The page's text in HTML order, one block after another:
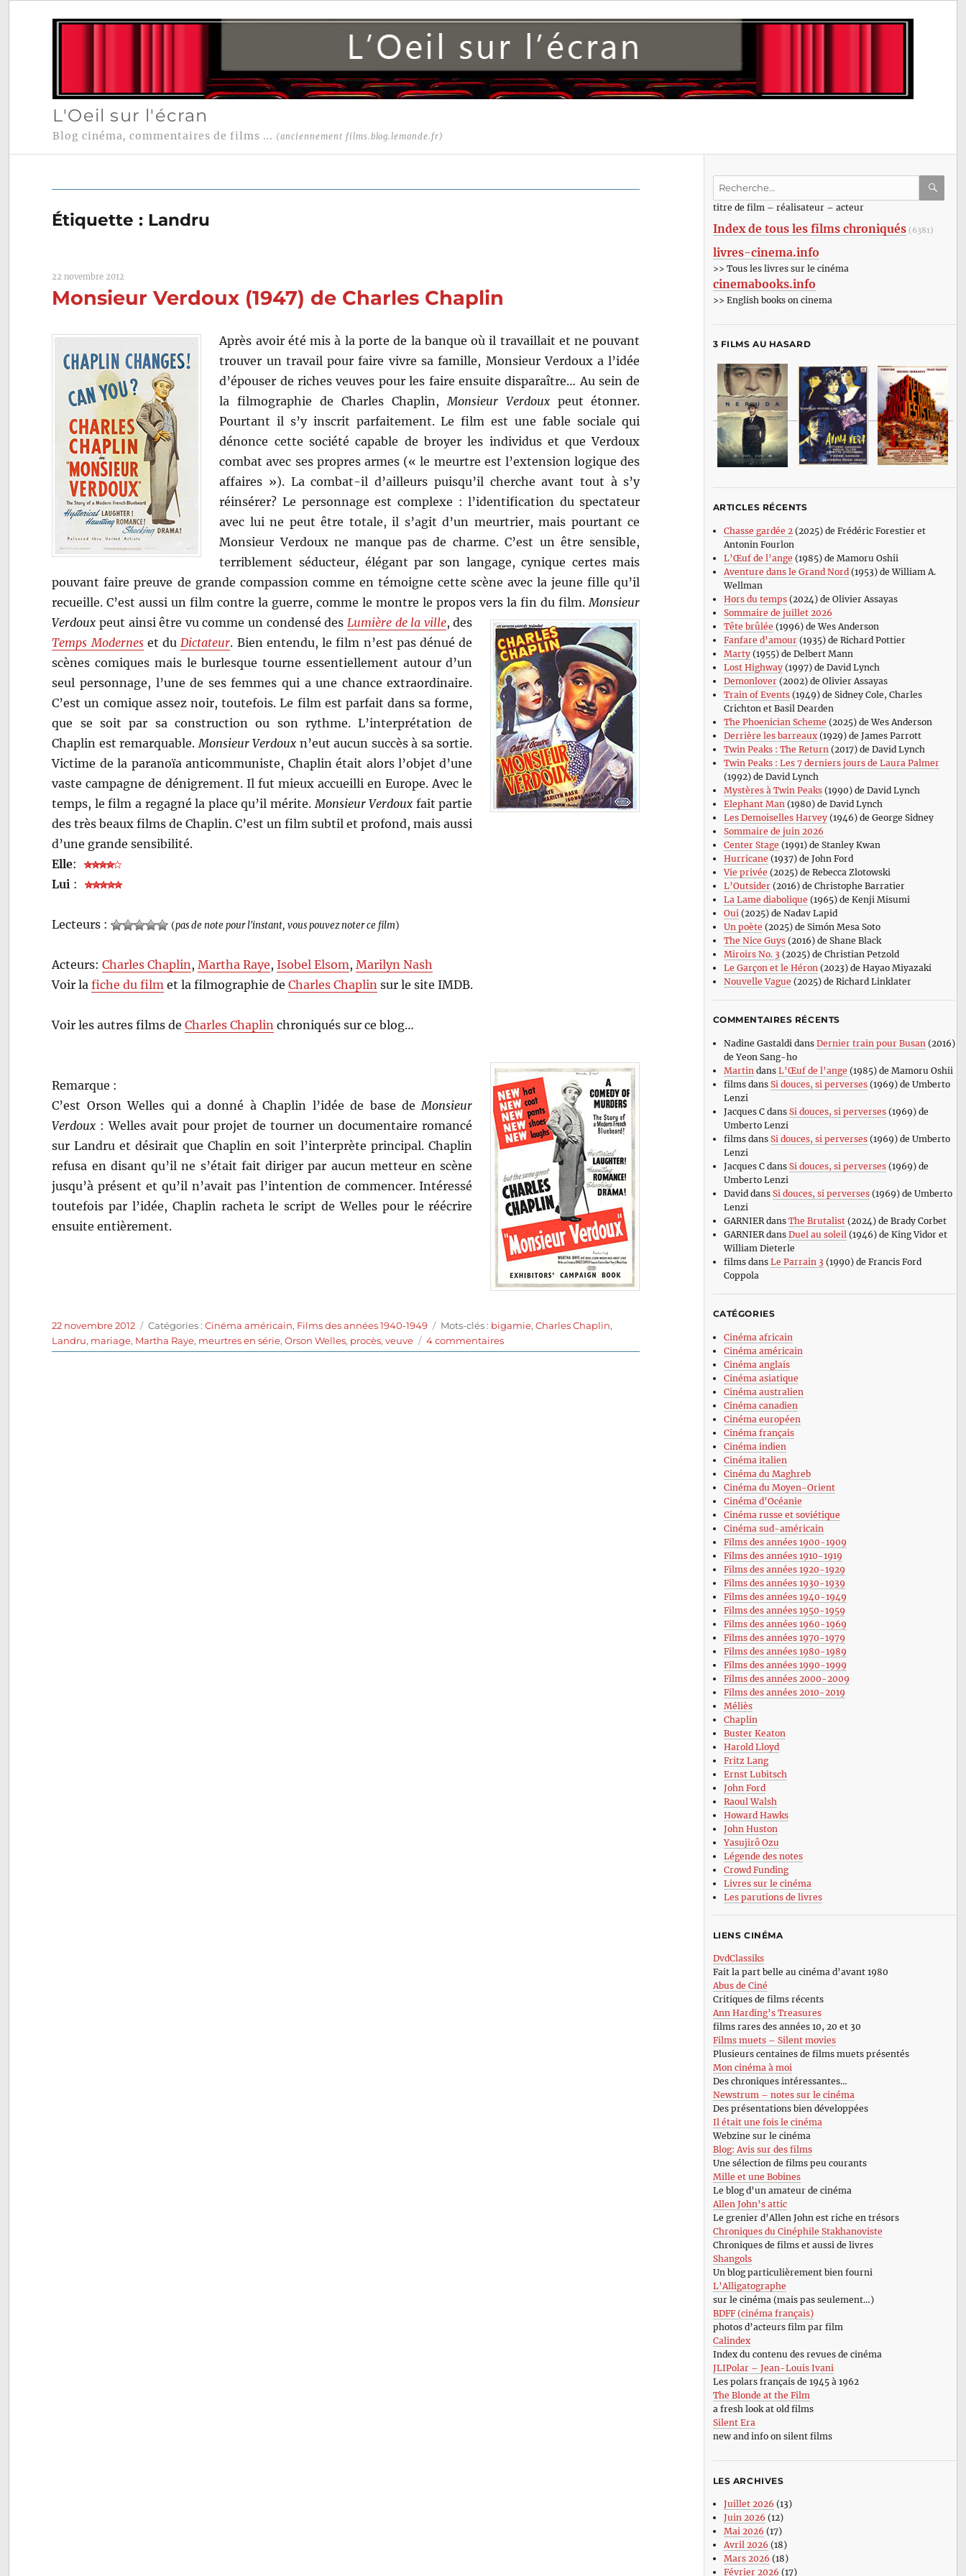
L'Oeil sur l'écran
Blog cinéma, commentaires de films ... (anciennement films.blog.lemonde.fr)
Étiquette : Landru
22 novembre 2012
Monsieur Verdoux (1947) de Charles Chaplin
Après avoir été mis à la porte de la banque où il travaillait et ne pouvant
trouver un travail pour faire vivre sa famille, Monsieur Verdoux a l’idée
d’épouser de riches veuves pour les faire ensuite disparaître… Au sein de
la filmographie de Charles Chaplin, Monsieur Verdouxpeut étonner.
Pourtant il s’y inscrit parfaitement. Le film est une fable sociale qui
dénonce cette société capable de broyer les individus et que Verdoux
combat avec ses propres armes (« le meurtre est l’extension logique des
affaires »). La combat-il d’ailleurs puisqu’il cherche avant tout à s’y
réinsérer? Le personnage est complexe : l’identification du spectateur
avec lui ne peut être totale, il s’agit d’un meurtrier, mais pourtant ce
Monsieur Verdoux ne manque pas de charme. C’est un être sensible,
terriblement séducteur, élégant par son langage, cynique certes mais
pouvant faire preuve de grande compassion comme en témoigne cette scène avec la jeune fille qu’il
recueille. C’est aussi un film contre la guerre, comme le montre le propos vers la fin du film. Monsieur
Verdoux peut ainsi être vu comme un condensé des Lumière de la ville, des
Temps Moderneset du Dictateur. Bien entendu, le film n’est pas dénué de
scènes comiques mais le burlesque tourne essentiellement autour d’un
seul personnage, l’une de ses femmes qui a une chance extraordinaire.
C’est un comique assez noir, toutefois. Le film est parfait dans sa forme,
que se soit par sa construction ou son rythme. L’interprétation de
Chaplin est remarquable. Monsieur Verdoux n’eut aucun succès à sa sortie.
Victime de la paranoïa anticommuniste, Chaplin était alors l’objet d’une
vaste campagne de dénigrement. Il fut mieux accueilli en Europe. Avec le
temps, le film a regagné la place qu’il mérite. Monsieur Verdoux fait partie
des très beaux films de Chaplin. C’est un film subtil et profond, mais aussi
d’une grande sensibilité.
Elle:
Lui :
Lecteurs : (pas de note pour l'instant, vous pouvez noter ce film)
Acteurs:Charles Chaplin ,Martha Raye,Isobel Elsom,Marilyn Nash
Voir lafiche du film et la filmographie deCharles Chaplin sur le site IMDB.
Voir les autres films deCharles Chaplin chroniqués sur ce blog…
Remarque :
C’est Orson Welles qui a donné à Chaplin l’idée de base de Monsieur
Verdoux : Welles avait pour projet de tourner un documentaire romancé
sur Landru et désirait que Chaplin en soit l’interprète principal. Chaplin
refusa en disant qu’il ne s’était fait diriger par aucun metteur en scène
jusqu’à présent et qu’il n’avait pas l’intention de commencer. Intéressé
toutefois par l’idée, Chaplin racheta le script de Welles pour le réécrire
ensuite entièrement.
Publié
le
22 novembre 2012 Catégories
Catégories :Cinéma américain, Films des années 1940-1949 Étiquettes
Mots-clés : bigamie,Charles Chaplin,
Landru, mariage, Martha Raye, meurtres en série,Orson Welles, procès,veuve 4 commentairessur
Monsieur
Recherche
:titre de film – réalisateur – acteur
Index de tous les films chroniqués (6381)
livres-cinema.info
>> Tous les livres sur le cinéma
cinemabooks.info
>> English books on cinema
3 FILMS AU HASARD
ARTICLES RÉCENTS
Chasse gardée 2(2025) de Frédéric Forestier et
Antonin Fourlon
L’Œuf de l’ange (1985) de Mamoru Oshii
Aventure dans le Grand Nord(1953) de William A.
Wellman
Hors du temps(2024) de Olivier Assayas
Sommaire de juillet 2026
Tête brûlée (1996) de Wes Anderson
Fanfare d’amour(1935) de Richard Pottier
Marty(1955) de Delbert Mann
Lost Highway(1997) de David Lynch
Demonlover(2002) de Olivier Assayas
Train of Events(1949) de Sidney Cole, Charles
Crichton et Basil Dearden
The Phoenician Scheme (2025) de Wes Anderson
Derrière les barreaux(1929) de James Parrott
Twin Peaks : The Return(2017) de David Lynch
Twin Peaks : Les 7 derniers jours de Laura Palmer
(1992) de David Lynch
Mystères à Twin Peaks(1990) de David Lynch
Elephant Man(1980) de David Lynch
Les Demoiselles Harvey(1946) de George Sidney
Sommaire de juin 2026
Center Stage (1991) de Stanley Kwan
Hurricane (1937) de John Ford
Vie privée (2025) de Rebecca Zlotowski
L’Outsider(2016) de Christophe Barratier
La Lame diabolique (1965) de Kenji Misumi
Oui(2025) de Nadav Lapid
Un poète (2025) de Simón Mesa Soto
The Nice Guys(2016) de Shane Black
Miroirs No. 3 (2025) de Christian Petzold
Le Garçon et le Héron(2023) de Hayao Miyazaki
Nouvelle Vague (2025) de Richard Linklater
COMMENTAIRES RÉCENTS
Nadine Gastaldi dans Dernier train pour Busan (2016)
de Yeon Sang-ho
Martin dans L’Œuf de l’ange (1985) de Mamoru Oshii
filmsdans Si douces, si perverses(1969) de Umberto
Lenzi
Jacques Cdans Si douces, si perverses(1969) de
Umberto Lenzi
filmsdans Si douces, si perverses(1969) de Umberto
Lenzi
Jacques Cdans Si douces, si perverses(1969) de
Umberto Lenzi
David dans Si douces, si perverses(1969) de Umberto
Lenzi
GARNIERdans The Brutalist(2024) de Brady Corbet
GARNIERdans Duel au soleil (1946) de King Vidor et
William Dieterle
filmsdans Le Parrain 3 (1990) de Francis Ford
Coppola
CATÉGORIES
Cinéma africain
Cinéma américain
Cinéma anglais
Cinéma asiatique
Cinéma australien
Cinéma canadien
Cinéma européen
Cinéma français
Cinéma indien
Cinéma italien
Cinéma du Maghreb
Cinéma du Moyen-Orient
Cinéma d’Océanie
Cinéma russe et soviétique
Cinéma sud-américain
Films des années 1900-1909
Films des années 1910-1919
Films des années 1920-1929
Films des années 1930-1939
Films des années 1940-1949
Films des années 1950-1959
Films des années 1960-1969
Films des années 1970-1979
Films des années 1980-1989
Films des années 1990-1999
Films des années 2000-2009
Films des années 2010-2019
Méliès
Chaplin
Buster Keaton
Harold Lloyd
Fritz Lang
Ernst Lubitsch
John Ford
Raoul Walsh
Howard Hawks
John Huston
Yasujirô Ozu
Légende des notes
Crowd Funding
Livres sur le cinéma
Les parutions de livres
LIENS CINÉMA
DvdClassiks
Fait la part belle au cinéma d’avant 1980
Abus de Ciné
Critiques de films récents
Ann Harding’s Treasures
films rares des années 10, 20 et 30
Films muets – Silent movies
Plusieurs centaines de films muets présentés
Mon cinéma à moi
Des chroniques intéressantes…
Newstrum – notes sur le cinéma
Des présentations bien développées
Il était une fois le cinéma
Webzine sur le cinéma
Blog: Avis sur des films
Une sélection de films peu courants
Mille et une Bobines
Le blog d’un amateur de cinéma
Allen John’s attic
Le grenier d’Allen John est riche en trésors
Chroniques du Cinéphile Stakhanoviste
Chroniques de films et aussi de livres
Shangols
Un blog particulièrement bien fourni
L’Alligatographe
sur le cinéma (mais pas seulement…)
BDFF (cinéma français)
photos d’acteurs film par film
Calindex
Index du contenu des revues de cinéma
JLIPolar – Jean-Louis Ivani
Les polars français de 1945 à 1962
The Blonde at the Film
a fresh look at old films
Silent Era
new and info on silent films
LES ARCHIVES
Juillet 2026 (13)
Juin 2026 (12)
Mai 2026 (17)
Avril 2026 (18)
Mars 2026 (18)
Février 2026 (17)